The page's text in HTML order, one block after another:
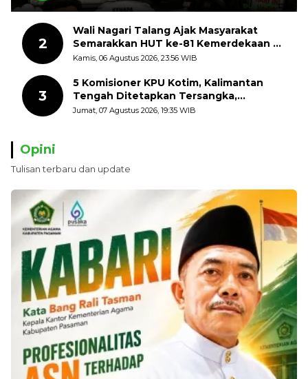
2
Wali Nagari Talang Ajak Masyarakat
Semarakkan HUT ke-81 Kemerdekaan RI
dengan Mengibarkan Bendera Merah
Kamis, 06 Agustus 2026, 23:56 WIB
3
5 Komisioner KPU Kotim, Kalimantan
Tengah Ditetapkan Tersangka,
Kerugian Negara ditaksir 10 Milyard
Jumat, 07 Agustus 2026, 19:35 WIB
Opini
Tulisan terbaru dan update